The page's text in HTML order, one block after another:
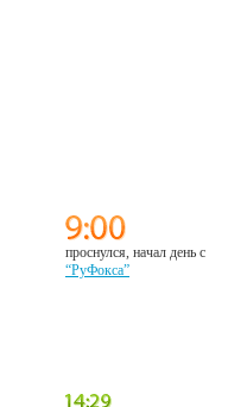
проснулся, начал день с
“РуФокса”